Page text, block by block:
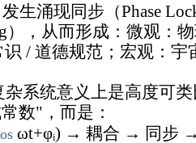
生涌现同步（Phase
），从而形成：微观：
/ 道德规范；宏观：宇
杂系统意义上是高度可
数"，而是：
ωt+φᵢ) → 耦合 → 同步